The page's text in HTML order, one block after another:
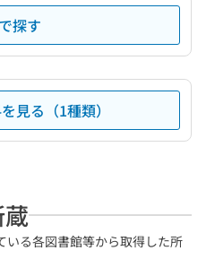
探す
見る（1種類）
いる各図書館等から取得した所